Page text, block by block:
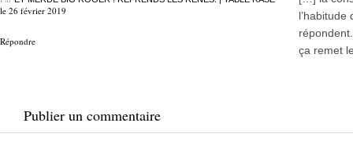
le 26 février 2019
Répondre
l’habitude
ça remet
Publier un commentaire